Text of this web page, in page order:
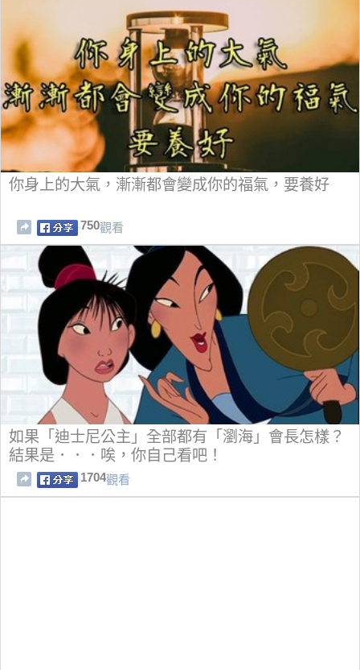
你身上的大氣，漸漸都會變成你的福氣，要養好
750觀看
如果「迪士尼公主」全部都有「瀏海」會長怎樣？
結果是．．．唉，你自己看吧！
1704觀看